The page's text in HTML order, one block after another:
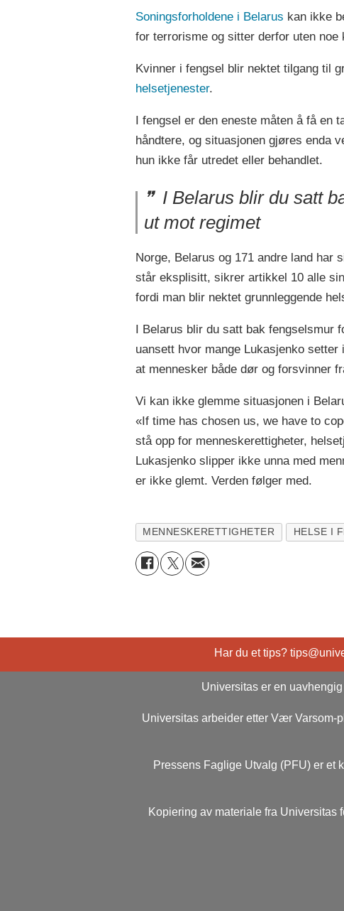
Soningsforholdene i Belarus kan ikke
for terrorisme og sitter derfor uten noe
Kvinner i fengsel blir nektet tilgang til
helsetjenester.
I fengsel er den eneste måten å få en
håndtere, og situasjonen gjøres enda
hun ikke får utredet eller behandlet.
I Belarus blir du satt
ut mot regimet
Norge, Belarus og 171 andre land har
står eksplisitt, sikrer artikkel 10 alle
fordi man blir nektet grunnleggende
I Belarus blir du satt bak
uansett hvor mange Lukasjenko
at mennesker både dør og forsvinner
Vi kan ikke glemme situasjonen i
«If time has chosen us, we have to
stå opp for menneskerettigheter,
Lukasjenko slipper ikke unna med
er ikke glemt. Verden følger med.
MENNESKERETTIGHETER HELSE I
Har du et tips?
Universitas er en
Universitas arbeider etter Vær Varsom-
Pressens Faglige Utvalg (PFU) er et
Kopiering av materiale fra Universitas